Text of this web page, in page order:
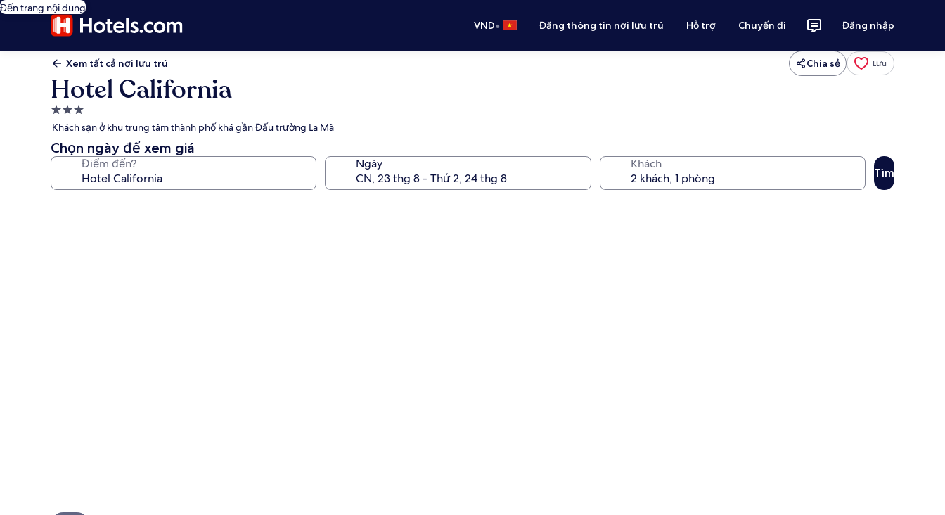
Đến trang nội dung
VND• Đăng thông tin nơi lưu trú Hỗ trợ Chuyến đi Đăng nhập
Xem tất cả nơi lưu trú Chia sẻ Lưu
Hotel California
Nơi
lưu
trú
3.0
Khách sạn ở khu trung tâm thành phố khá gần Đấu trường La Mã
Chọn ngày để xem giá
Điểm đến? Ngày Khách
Tìm